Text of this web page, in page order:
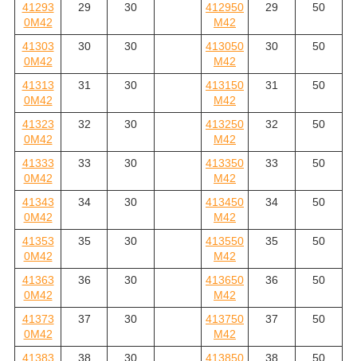
41293
0M42
29 30
412950
M42
29 50
41303
0M42
30 30
413050
M42
30 50
41313
0M42
31 30
413150
M42
31 50
41323
0M42
32 30
413250
M42
32 50
41333
0M42
33 30
413350
M42
33 50
41343
0M42
34 30
413450
M42
34 50
41353
0M42
35 30
413550
M42
35 50
41363
0M42
36 30
413650
M42
36 50
41373
0M42
37 30
413750
M42
37 50
41383 38 30 413850 38 50